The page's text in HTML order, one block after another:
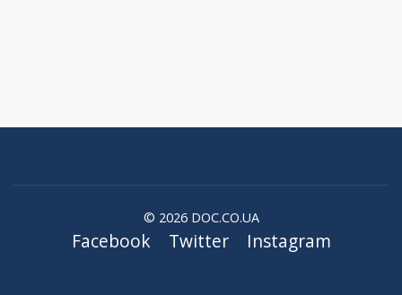
© 2026 DOC.CO.UA
Facebook Twitter Instagram